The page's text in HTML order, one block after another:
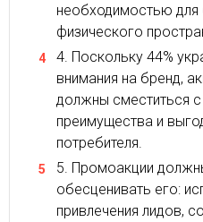
необходимостью
физического
Поскольку 44%
внимания на бренд,
должны сместиться
преимущества и
потребителя.
Промоакции
обесценивать его:
привлечения лидов,